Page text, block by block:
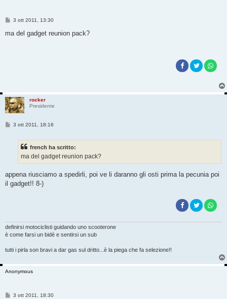
M
s
3 ott 2011, 13:30
ma del gadget reunion pack?
rocker
Presidente
M
o
3 ott 2011, 18:16
french ha scritto:
ma del gadget reunion pack?
appena riusciamo a spedirli, poi ve li daranno gli osti prima la pecunia poi
il gadget!! 8-)
definirsi motociclisti guidando uno scooterone
è come farsi un bidè e sentirsi un sub
tutti i pirla son bravi a dar gas sul dritto...è la piega che fa selezione!!
Anonymous
M3 ott 2011, 18:30